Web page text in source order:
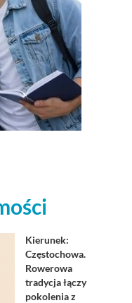
Kierunek:
Częstochowa.
Rowerowa
tradycja łączy
pokolenia z